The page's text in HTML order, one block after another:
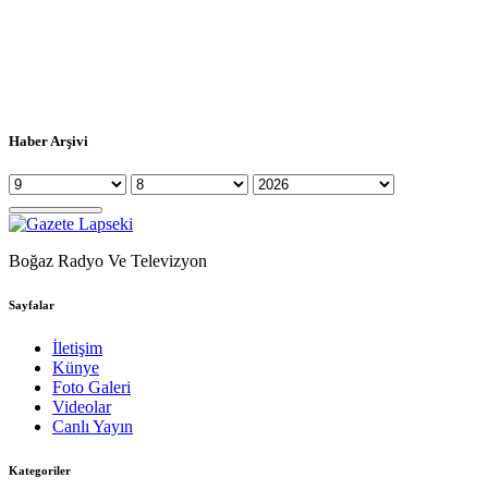
Haber Arşivi
Boğaz Radyo Ve Televizyon
Sayfalar
İletişim
Künye
Foto Galeri
Videolar
Canlı Yayın
Kategoriler